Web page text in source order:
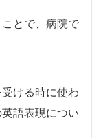
とで、病院で
ける時に使わ
語表現につい